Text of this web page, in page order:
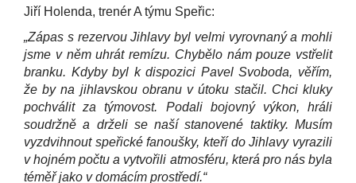
Jiří Holenda, trenér A týmu Speřic:
„Zápas s rezervou Jihlavy byl velmi vyrovnaný a mohli
jsme v něm uhrát remízu. Chybělo nám pouze vstřelit
branku. Kdyby byl k dispozici Pavel Svoboda, věřím,
že by na jihlavskou obranu v útoku stačil. Chci kluky
pochválit za týmovost. Podali bojovný výkon, hráli
soudržně a drželi se naší stanovené taktiky. Musím
vyzdvihnout speřické fanoušky, kteří do Jihlavy vyrazili
v hojném počtu a vytvořili atmosféru, která pro nás byla
téměř jako v domácím prostředí.“